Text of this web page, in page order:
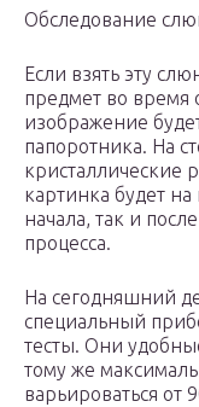
Обследование
Если взять эту
предмет во время
изображение
папоротника. На
кристаллические
картинка будет
начала, так и
процесса.
На сегодняшний
специальный
тесты. Они
тому же
варьироваться от